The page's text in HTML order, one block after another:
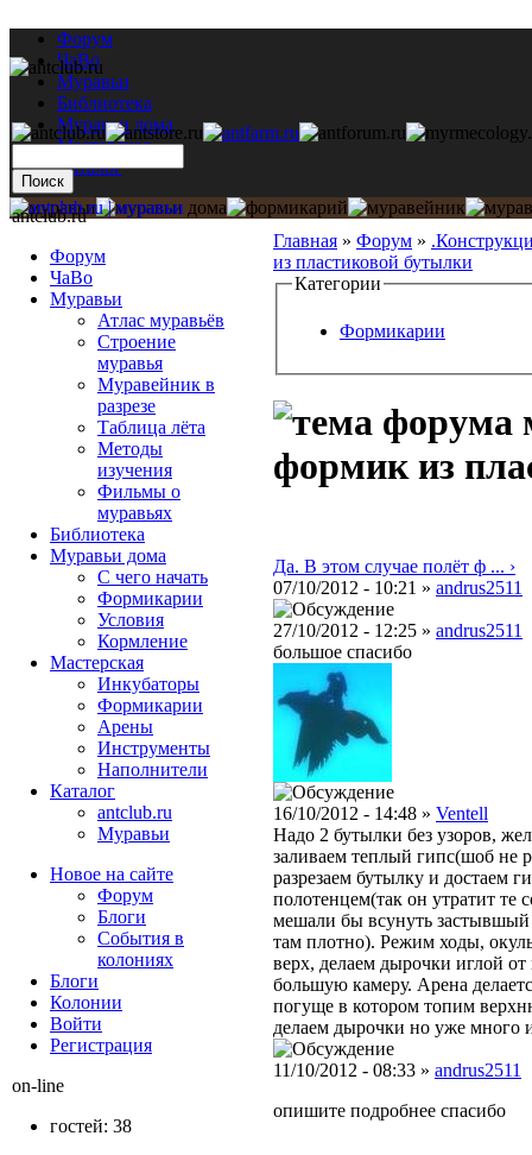
Форум
ЧаВо
Муравьи
Библиотека
Муравьи дома
Мастерская
Каталог
Главная » Форум »
из пластиковой бутылки
Категории
Формикарии
формик из
Да. В этом случае полёт ф ... ›
07/10/2012 - 10:21 » andrus2511
27/10/2012 - 12:25 » andrus2511
большое спасибо
16/10/2012 - 14:48 » Ventell
Надо 2 бутылки без узоров,
заливаем теплый гипс(шоб не
разрезаем бутылку и достаем
полотенцем(так он утратит те
мешали бы всунуть застывшый
там плотно). Режим ходы,
верх, делаем дырочки иглой
большую камеру. Арена
погуще в котором топим
делаем дырочки но уже много
11/10/2012 - 08:33 » andrus2511
опишите подробнее спасибо
antclub.ru
Форум
ЧаВо
Муравьи
Атлас муравьёв
Строение
муравья
Муравейник в
разрезе
Таблица лёта
Методы
изучения
Фильмы о
муравьях
Библиотека
Муравьи дома
С чего начать
Формикарии
Условия
Кормление
Мастерская
Инкубаторы
Формикарии
Арены
Инструменты
Наполнители
Каталог
antclub.ru
Муравьи
Новое на сайте
Форум
Блоги
События в
колониях
Блоги
Колонии
Войти
Peгиcтpaция
on-line
гостей: 38